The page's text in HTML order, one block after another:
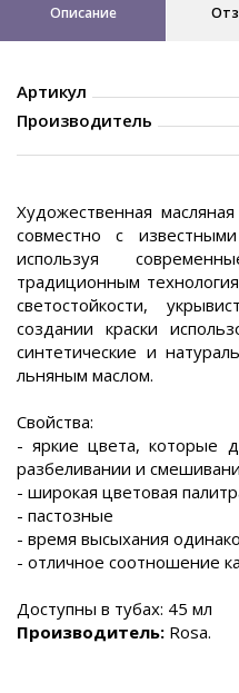
Описание
Артикул
Производитель
Художественная
совместно с
используя
традиционным
светостойкости,
создании краски
синтетические и
льняным маслом.
Свойства:
- яркие цвета, которые
разбеливании и
- широкая цветовая
- пастозные
- время высыхания
- отличное соотношение
Доступны в тубах: 45 мл
Производитель: Rosa.